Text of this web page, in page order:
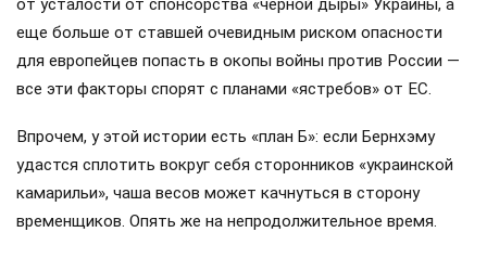
от усталости от спонсорства «чёрной дыры» Украины, а
еще больше от ставшей очевидным риском опасности
для европейцев попасть в окопы войны против России —
все эти факторы спорят с планами «ястребов» от ЕС.
Впрочем, у этой истории есть «план Б»: если Бернхэму
удастся сплотить вокруг себя сторонников «украинской
камарильи», чаша весов может качнуться в сторону
временщиков. Опять же на непродолжительное время.